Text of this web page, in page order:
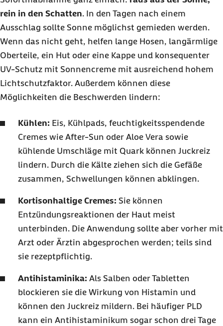
rein in den Schatten. In den Tagen nach einem
Ausschlag sollte Sonne möglichst gemieden werden.
Wenn das nicht geht, helfen lange Hosen, langärmlige
Oberteile, ein Hut oder eine Kappe und konsequenter
UV-Schutz mit Sonnencreme mit ausreichend hohem
Lichtschutzfaktor. Außerdem können diese
Möglichkeiten die Beschwerden lindern:
Kühlen: Eis, Kühlpads, feuchtigkeitsspendende
Cremes wie After-Sun oder Aloe Vera sowie
kühlende Umschläge mit Quark können Juckreiz
lindern. Durch die Kälte ziehen sich die Gefäße
zusammen, Schwellungen können abklingen.
Kortisonhaltige Cremes: Sie können
Entzündungsreaktionen der Haut meist
unterbinden. Die Anwendung sollte aber vorher mit
Arzt oder Ärztin abgesprochen werden; teils sind
sie rezeptpflichtig.
Antihistaminika: Als Salben oder Tabletten
blockieren sie die Wirkung von Histamin und
können den Juckreiz mildern. Bei häufiger PLD
kann ein Antihistaminikum sogar schon drei Tage